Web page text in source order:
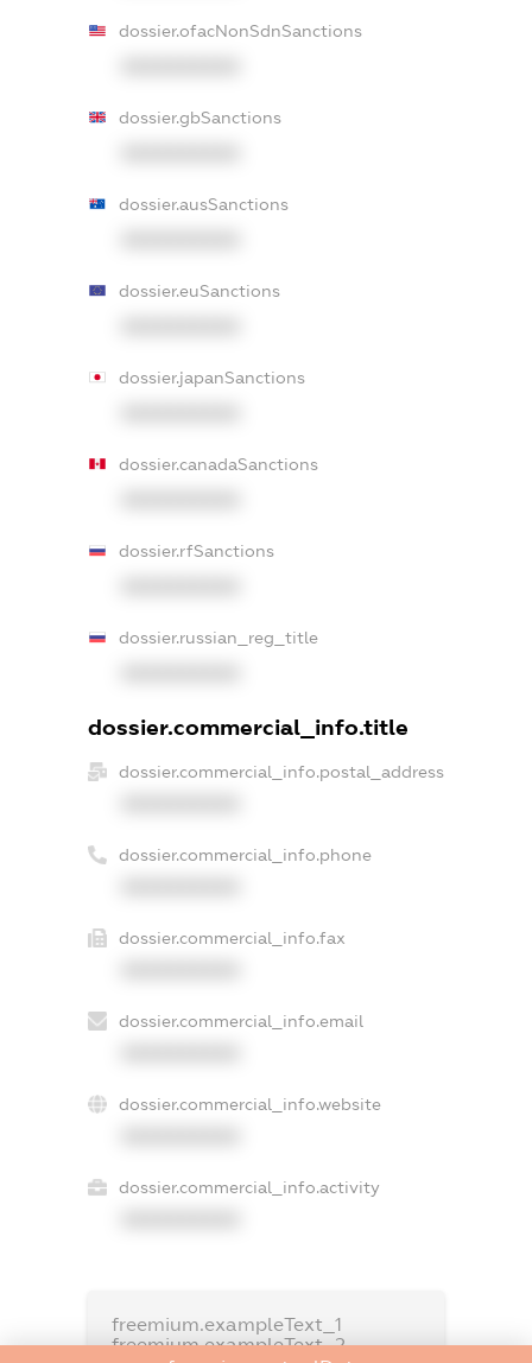
dossier.ofacNonSdnSanctions
dossier.gbSanctions
dossier.ausSanctions
dossier.euSanctions
dossier.japanSanctions
dossier.canadaSanctions
dossier.rfSanctions
dossier.russian_reg_title
dossier.commercial_info.title
dossier.commercial_info.postal_address
dossier.commercial_info.phone
dossier.commercial_info.fax
dossier.commercial_info.email
dossier.commercial_info.website
dossier.commercial_info.activity
freemium.exampleText_1
freemium.exampleText_2